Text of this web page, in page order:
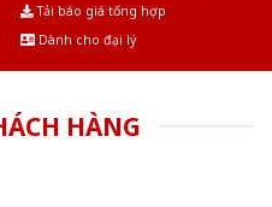
Tải báo giá tổng hợp
Dành cho đại lý
HÀNG